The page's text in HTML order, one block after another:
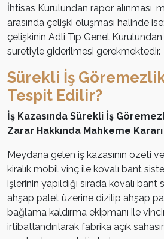
İhtisas Kurulundan rapor alınması,
arasında çelişki oluşması halinde
çelişkinin Adli Tıp Genel
suretiyle giderilmesi gerekmektedir.
Sürekli İş Göremezlik
Tespit Edilir?
İş Kazasında Sürekli İş
Zarar Hakkında Mahkeme Kararı
Meydana gelen iş kazasının özeti
kiralık mobil vinç ile kovalı bant
işlerinin yapıldığı sırada kovalı bant
ahşap palet üzerine dizilip ahşap
bağlama kaldırma ekipmanı ile
irtibatlandırılarak fabrika açık